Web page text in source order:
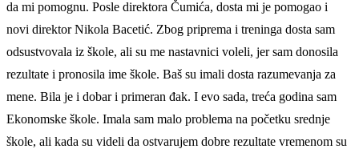
da mi pomognu. Posle direktora Čumića, dosta mi je pomogao i
novi direktor Nikola Bacetić. Zbog priprema i treninga dosta sam
odsustvovala iz škole, ali su me nastavnici voleli, jer sam donosila
rezultate i pronosila ime škole. Baš su imali dosta razumevanja za
mene. Bila je i dobar i primeran đak. I evo sada, treća godina sam
Ekonomske škole. Imala sam malo problema na početku srednje
škole, ali kada su videli da ostvarujem dobre rezultate vremenom su